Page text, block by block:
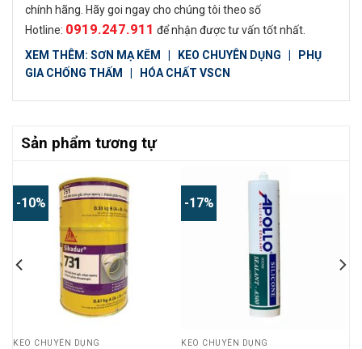
chính hãng. Hãy goi ngay cho chúng tôi theo số
Hotline: 0919.247.911 để nhận được tư vấn tốt nhất.
XEM THÊM: SƠN MẠ KẼM KEO CHUYÊN DỤNG
PHỤ
GIA CHỐNG THẤM
HÓA CHẤT VSCN
Sản phẩm tương tự
-10%
KEO CHUYÊN DỤNG
-17%
KEO CHUYÊN DỤNG